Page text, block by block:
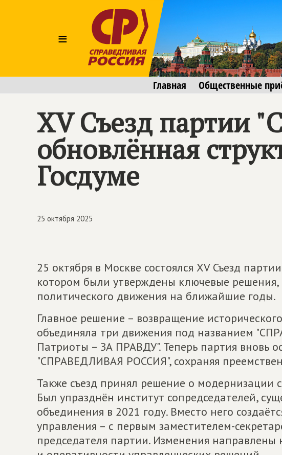
≡
Главная Общественные
XV Съезд
обновлённая
Госдуме
25 октября 2025
25 октября в Москве состоялся XV Съезд
котором были утверждены ключевые
политического движения на ближайшие годы.
Главное решение – возвращение
объединяла три движения под названием
Патриоты – ЗА ПРАВДУ". Теперь партия вновь
"СПРАВЕДЛИВАЯ РОССИЯ", сохраняя
Также съезд принял решение о модернизации
Был упразднён институт сопредседателей,
объединения в 2021 году. Вместо него
управления – с первым заместителем-
председателя партии. Изменения